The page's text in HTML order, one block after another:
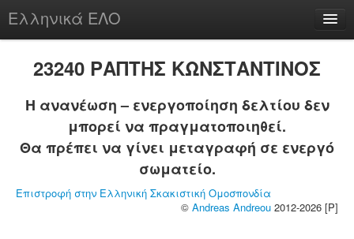
Ελληνικά ΕΛΟ
chesstu.be @ discord
Login
23240 ΡΑΠΤΗΣ ΚΩΝΣΤΑΝΤΙΝΟΣ
Η ανανέωση – ενεργοποίηση δελτίου δεν
μπορεί να πραγματοποιηθεί.
Θα πρέπει να γίνει μεταγραφή σε ενεργό
σωματείο.
Επιστροφή στην Ελληνική Σκακιστική Ομοσπονδία
© Andreas Andreou 2012-2026 [P]